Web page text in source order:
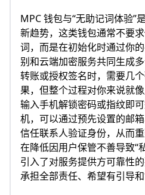
MPC 钱包与“无助记词体验”
新趋势，这类钱包通常不要
词，而是在初始化时通过你
别和云端加密服务共同生成
转账或授权签名时，需要几
果，但整个过程对你来说就
输入手机解锁密码或指纹即
机，可以通过预先设置的邮
信任联系人验证身份，从而
在降低因用户保管不善导致“
引入了对服务提供方可靠性
承担全部责任、希望有引导和